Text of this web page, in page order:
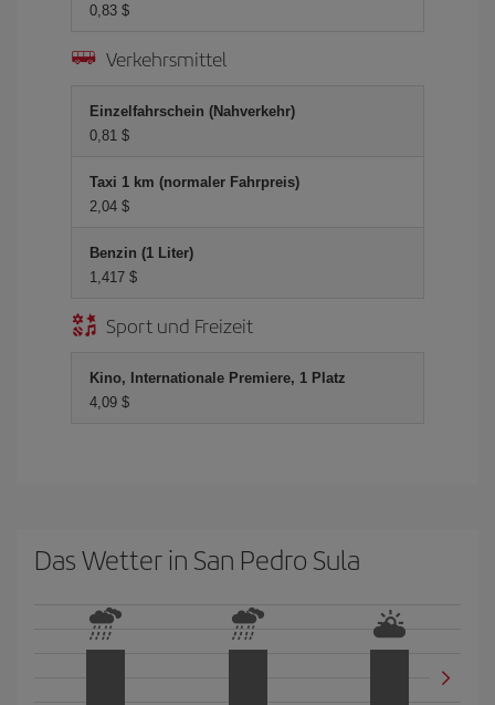
0,83 $
Verkehrsmittel
Einzelfahrschein (Nahverkehr)
0,81 $
Taxi 1 km (normaler Fahrpreis)
2,04 $
Benzin (1 Liter)
1,417 $
Sport und Freizeit
Kino, Internationale Premiere, 1 Platz
4,09 $
Das Wetter in San Pedro Sula